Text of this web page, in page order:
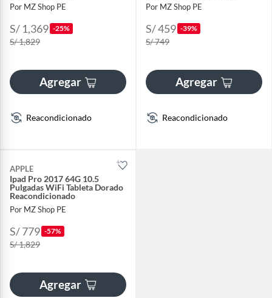
Por MZ Shop PE
S/ 1,369 -25%
S/ 1,829
Agregar
Reacondicionado
Por MZ Shop PE
S/ 459 -39%
S/ 749
Agregar
Reacondicionado
APPLE
Ipad Pro 2017 64G 10.5
Pulgadas WiFi Tableta Dorado
Reacondicionado
Por MZ Shop PE
S/ 779 -57%
S/ 1,829
Agregar